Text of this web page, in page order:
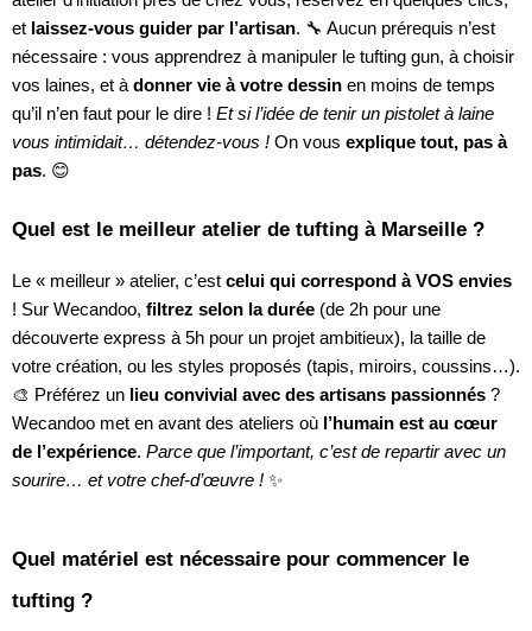
et laissez-vous guider par l’artisan. 🔧 Aucun prérequis n’est
nécessaire : vous apprendrez à manipuler le tufting gun, à choisir
vos laines, et à donner vie à votre dessin en moins de temps
qu’il n’en faut pour le dire ! Et si l’idée de tenir un pistolet à laine
vous intimidait… détendez-vous ! On vous explique tout, pas à
pas. 😊
Quel est le meilleur atelier de tufting à Marseille ?
Le « meilleur » atelier, c’est celui qui correspond à VOS envies
! Sur Wecandoo, filtrez selon la durée (de 2h pour une
découverte express à 5h pour un projet ambitieux), la taille de
votre création, ou les styles proposés (tapis, miroirs, coussins…).
🎨 Préférez un lieu convivial avec des artisans passionnés ?
Wecandoo met en avant des ateliers où l’humain est au cœur
de l’expérience. Parce que l’important, c’est de repartir avec un
sourire… et votre chef-d’œuvre ! ✨
Quel matériel est nécessaire pour commencer le
tufting ?